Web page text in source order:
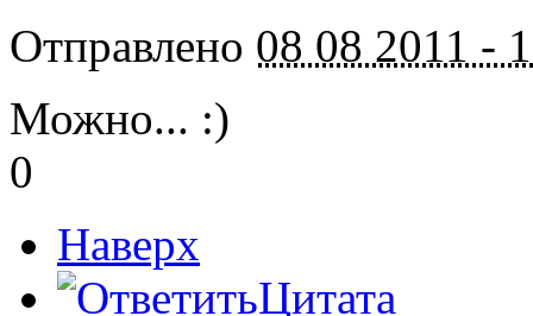
Отправлено 08 08 2011 -
Можно... :)
0
Наверх
Цитата